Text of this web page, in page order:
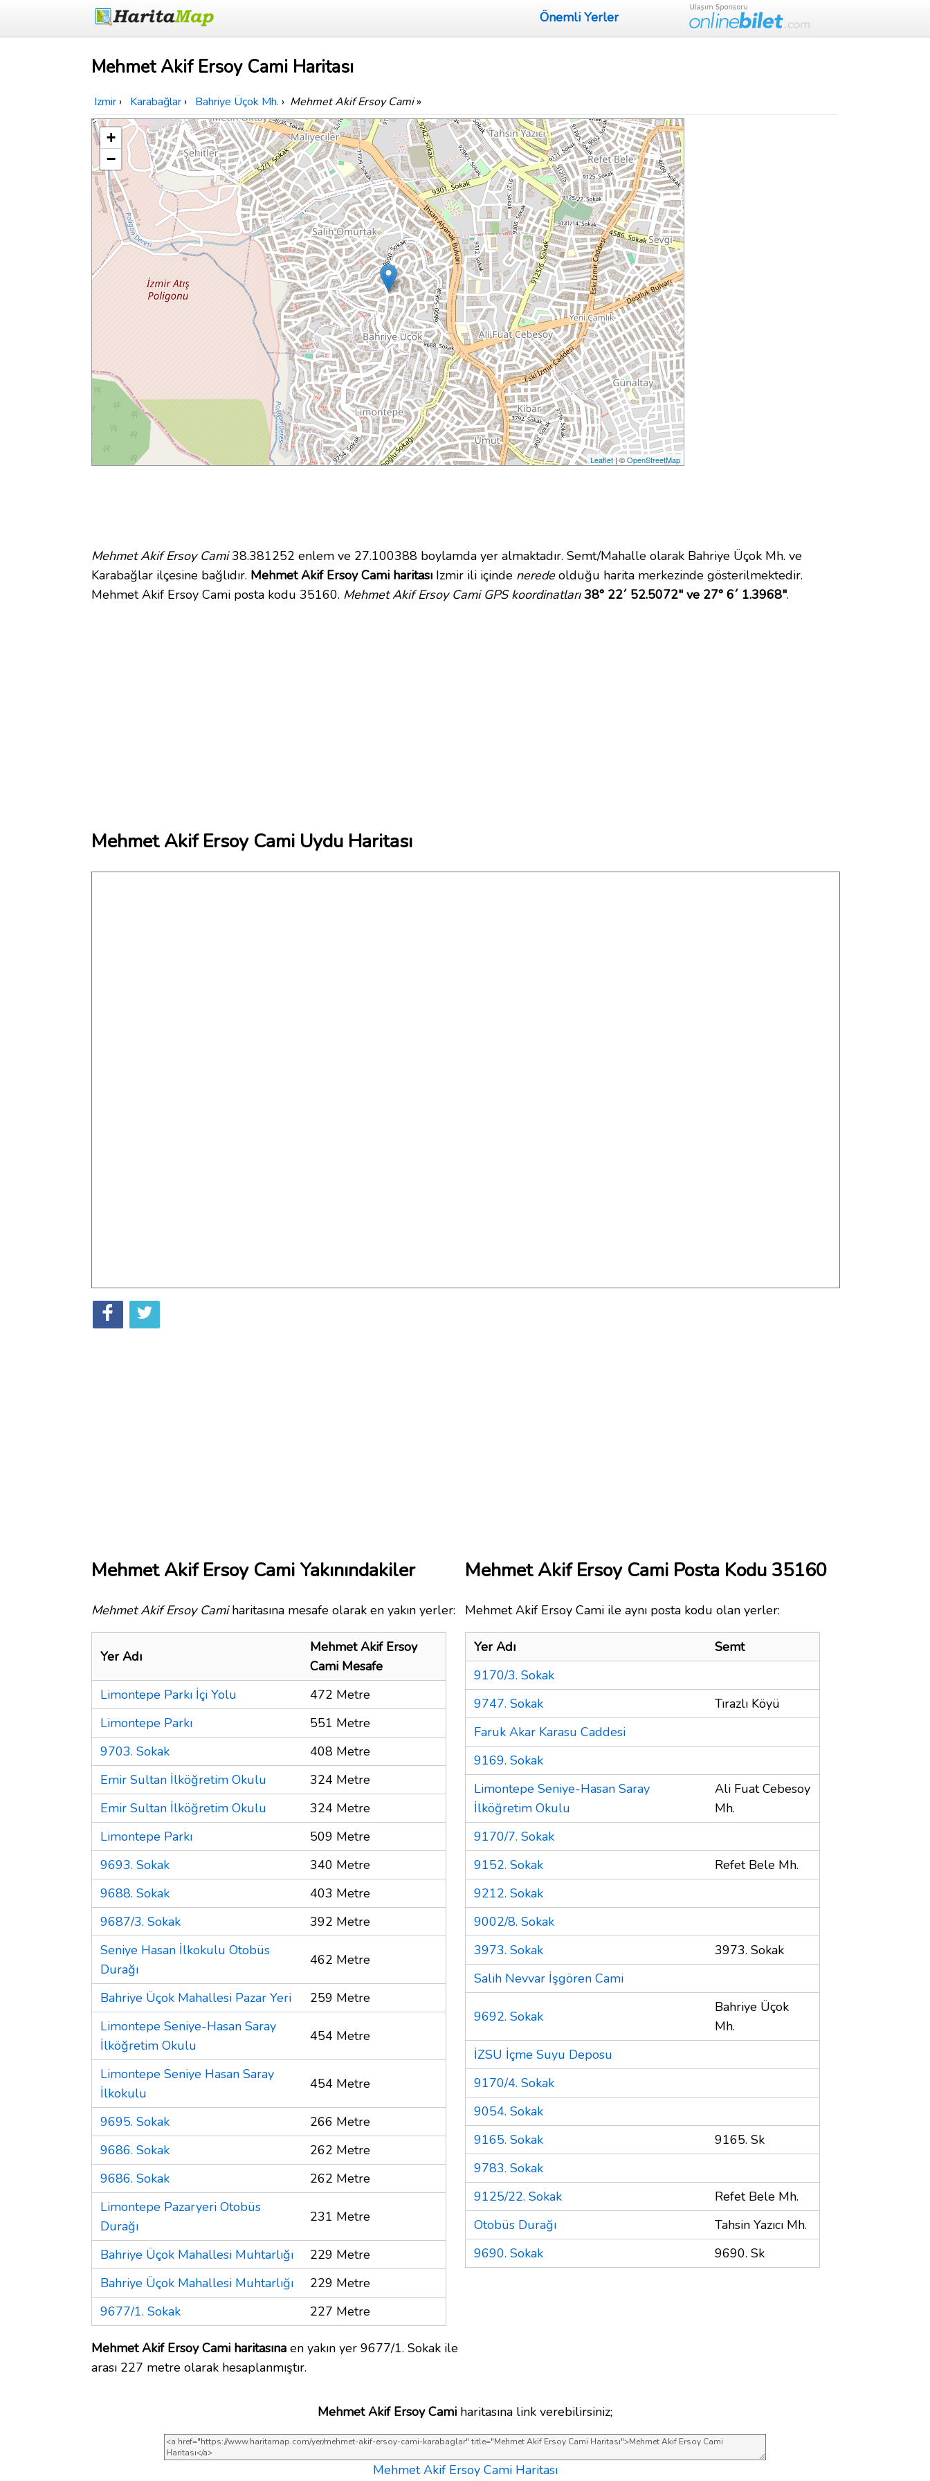
Önemli Yerler
Mehmet Akif Ersoy Cami Haritası
Izmir › Karabağlar › Bahriye Üçok Mh. › Mehmet Akif Ersoy Cami»
+
−
Leaflet | ©OpenStreetMap
Mehmet Akif Ersoy Cami38.381252 enlem ve 27.100388 boylamda yer almaktadır. Semt/Mahalle olarak Bahriye Üçok Mh. ve
Karabağlar ilçesine bağlıdır. Mehmet Akif Ersoy Cami haritası Izmir ili içinde neredeolduğu harita merkezinde gösterilmektedir.
Mehmet Akif Ersoy Cami posta kodu 35160. Mehmet Akif Ersoy Cami GPS koordinatları 38° 22´ 52.5072" ve 27° 6´ 1.3968".
Mehmet Akif Ersoy Cami Uydu Haritası
Mehmet Akif Ersoy Cami Yakınındakiler
Mehmet Akif Ersoy Camiharitasına mesafe olarak en yakın yerler:
Yer Adı
Mehmet Akif Ersoy
Cami Mesafe
Limontepe Parkı İçi Yolu
472 Metre
Limontepe Parkı
551 Metre
9703. Sokak
408 Metre
Emir Sultan İlköğretim Okulu
324 Metre
Emir Sultan İlköğretim Okulu
324 Metre
Limontepe Parkı
509 Metre
9693. Sokak
340 Metre
9688. Sokak
403 Metre
9687/3. Sokak
392 Metre
Seniye Hasan İlkokulu Otobüs
Durağı
462 Metre
Bahriye Üçok Mahallesi Pazar Yeri
259 Metre
Limontepe Seniye-Hasan Saray
İlköğretim Okulu
454 Metre
Limontepe Seniye Hasan Saray
İlkokulu
454 Metre
9695. Sokak
266 Metre
9686. Sokak
262 Metre
9686. Sokak
262 Metre
Limontepe Pazaryeri Otobüs
Durağı
231 Metre
Bahriye Üçok Mahallesi Muhtarlığı
229 Metre
Bahriye Üçok Mahallesi Muhtarlığı
229 Metre
9677/1. Sokak
227 Metre
Mehmet Akif Ersoy Cami haritasına en yakın yer 9677/1. Sokak ile
arası 227 metre olarak hesaplanmıştır.
Mehmet Akif Ersoy Cami Posta Kodu 35160
Mehmet Akif Ersoy Cami ile aynı posta kodu olan yerler:
Yer Adı
Semt
9170/3. Sokak
9747. Sokak
Tırazlı Köyü
Faruk Akar Karasu Caddesi
9169. Sokak
Limontepe Seniye-Hasan Saray
İlköğretim Okulu
Ali Fuat Cebesoy
Mh.
9170/7. Sokak
9152. Sokak
Refet Bele Mh.
9212. Sokak
9002/8. Sokak
3973. Sokak
3973. Sokak
Salih Nevvar İşgören Cami
9692. Sokak
Bahriye Üçok
Mh.
İZSU İçme Suyu Deposu
9170/4. Sokak
9054. Sokak
9165. Sokak
9165. Sk
9783. Sokak
9125/22. Sokak
Refet Bele Mh.
Otobüs Durağı
Tahsin Yazıcı Mh.
9690. Sokak
9690. Sk
Mehmet Akif Ersoy Cami haritasına link verebilirsiniz;
Mehmet Akif Ersoy Cami Haritası